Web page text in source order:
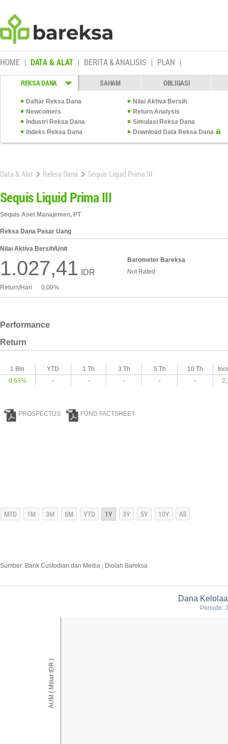
HOME DATA & ALAT BERITA & ANALISIS PLAN
REKSA DANA SAHAM OBLIGASI
Daftar Reksa Dana
Nilai Aktiva Bersih
Newcomers
Return Analysis
Industri Reksa Dana
Simulasi Reksa Dana
Indeks Reksa Dana
Download Data Reksa Dana
Data & Alat Reksa Dana Sequis Liquid Prima III
Sequis Liquid Prima III
Sequis Aset Manajemen, PT
Reksa Dana Pasar Uang
Nilai Aktiva Bersih/Unit
1.027,41 IDR
Barometer Bareksa
Not Rated
Return/Hari 0,00%
Performance
Return
1 Bln YTD 1 Th 3 Th 5 Th 10 Th
0,63%
- - - - -
PROSPECTUS FUND FACTSHEET
Sumber: Bank Custodian dan Media ; Diolah Bareksa
AUM ( Miliar IDR )
Dana
Periode: